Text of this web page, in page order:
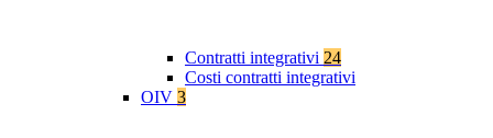
Contratti integrativi 24
Costi contratti integrativi
OIV 3